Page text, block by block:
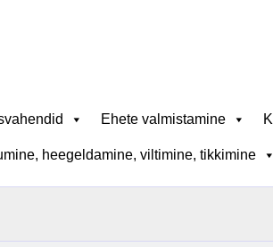
Ehete valmistamine
heegeldamine, viltimine, tikkimine